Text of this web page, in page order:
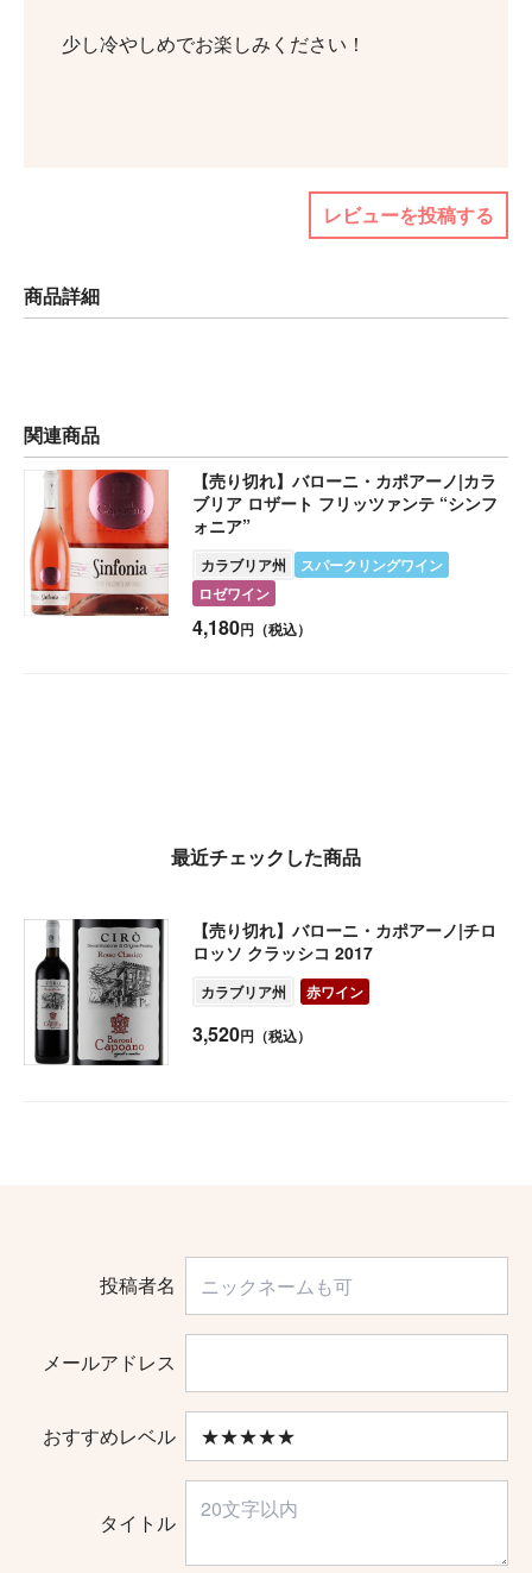
少し冷やしめでお楽しみください！
レビューを投稿する
商品詳細
関連商品
【売り切れ】バローニ・カポアーノ|カラ
ブリア ロザート フリッツァンテ “シンフ
ォニア”
カラブリア州
スパークリングワイン
ロゼワイン
4,180円（税込）
最近チェックした商品
【売り切れ】バローニ・カポアーノ|チロ
ロッソ クラッシコ 2017
カラブリア州 赤ワイン
3,520円（税込）
投稿者名
メールアドレス
おすすめレベル
タイトル